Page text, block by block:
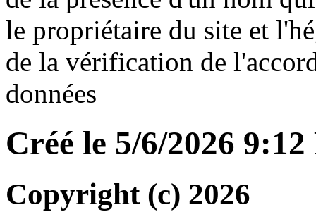
le propriétaire du site et
de la vérification de
données
Créé le 5/6/2026
Copyright (c) 2026